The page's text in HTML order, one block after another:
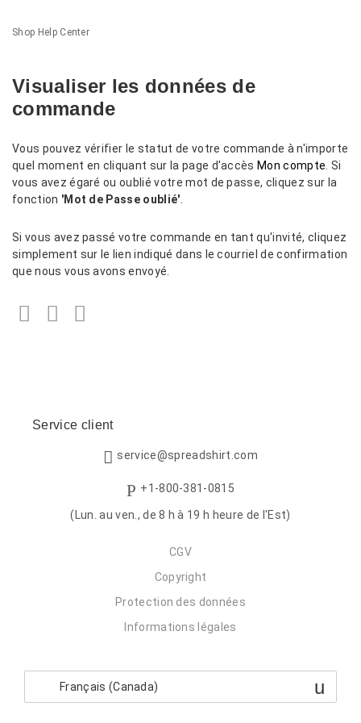
Shop Help Center
Visualiser les données de
commande
Vous pouvez vérifier le statut de votre commande à n'importe
quel moment en cliquant sur la page d'accès Mon compte . Si
vous avez égaré ou oublié votre mot de passe, cliquez sur la
fonction 'Mot de Passe oublié'
Si vous avez passé votre commande en tant qu'invité, cliquez
simplement sur le lien indiqué dans le courriel de confirmation
que nous vous avons envoyé.
Service client
service@spreadshirt.com
+1-800-381-0815
(Lun. au ven., de 8 h à 19 h heure de l'Est)
CGV
Copyright
Protection des données
Informations légales
Français (Canada)